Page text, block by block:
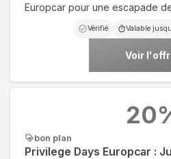
Europcar pour une escapade
Vérifié Valable
Voir
bon plan
Privilege Days Europcar :
20